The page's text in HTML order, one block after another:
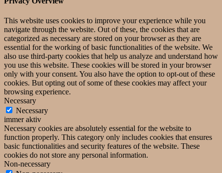
This website uses cookies to improve your experience while you
navigate through the website. Out of these, the cookies that are
categorized as necessary are stored on your browser as they are
essential for the working of basic functionalities of the website. We
also use third-party cookies that help us analyze and understand how
you use this website. These cookies will be stored in your browser
only with your consent. You also have the option to opt-out of these
cookies. But opting out of some of these cookies may affect your
browsing experience.
Necessary
Necessary
immer aktiv
Necessary cookies are absolutely essential for the website to
function properly. This category only includes cookies that ensures
basic functionalities and security features of the website. These
cookies do not store any personal information.
Non-necessary